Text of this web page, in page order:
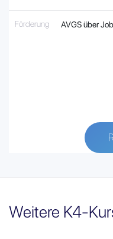
Förderung AVGS über
Weitere K4-